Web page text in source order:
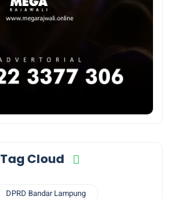
Tag Cloud
DPRD Bandar Lampung